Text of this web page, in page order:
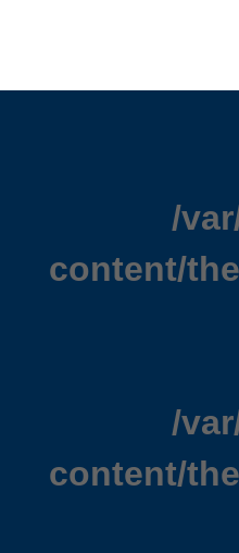
/
content/
/
content/